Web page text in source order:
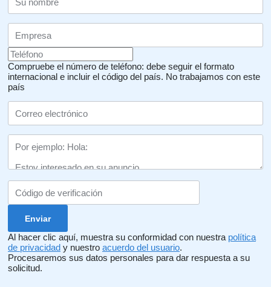
Compruebe el número de teléfono: debe seguir el formato
internacional e incluir el código del país. No trabajamos con este
país
Al hacer clic aquí, muestra su conformidad con nuestra política
de privacidad y nuestro acuerdo del usuario.
Procesaremos sus datos personales para dar respuesta a su
solicitud.